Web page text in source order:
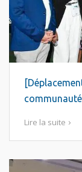
Lire la suite